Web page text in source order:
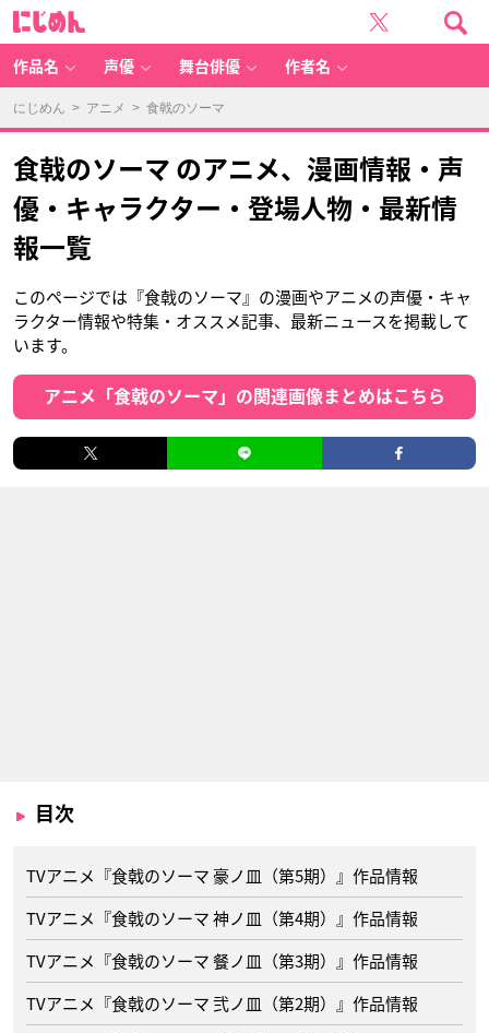
作品名 声優 舞台俳優 作者名
にじめん > アニメ > 食戟のソーマ
食戟のソーマ のアニメ、漫画情報・声
優・キャラクター・登場人物・最新情
報一覧
このページでは『食戟のソーマ』の漫画やアニメの声優・キャ
ラクター情報や特集・オススメ記事、最新ニュースを掲載して
います。
アニメ「食戟のソーマ」の関連画像まとめはこちら
目次
TVアニメ『食戟のソーマ 豪ノ皿（第5期）』作品情報
TVアニメ『食戟のソーマ 神ノ皿（第4期）』作品情報
TVアニメ『食戟のソーマ 餐ノ皿（第3期）』作品情報
TVアニメ『食戟のソーマ 弐ノ皿（第2期）』作品情報